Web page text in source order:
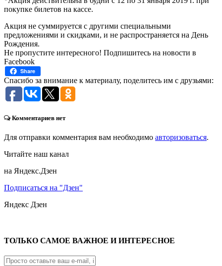
покупке билетов на кассе.
Акция не суммируется с другими специальными
предложениями и скидками, и не распространяется на День
Рождения.
Не пропустите интересного! Подпишитесь на новости в
Facebook
Share
Спасибо за внимание к материалу, поделитесь им с друзьями:
Комментариев нет
Для отправки комментария вам необходимо авторизоваться.
Читайте наш канал
на Яндекс.Дзен
Подписаться на "Дзен"
Яндекс Дзен
ТОЛЬКО САМОЕ ВАЖНОЕ И ИНТЕРЕСНОЕ